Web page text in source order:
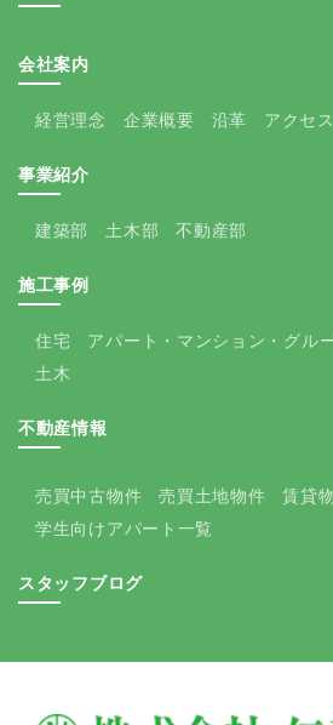
会社案内
経営理念 企業概要 沿革 アクセス
事業紹介
建築部 土木部 不動産部
施工事例
住宅 アパート・マンション・グル
土木
不動産情報
売買中古物件 売買土地物件
賃貸
学生向けアパート一覧
スタッフブログ